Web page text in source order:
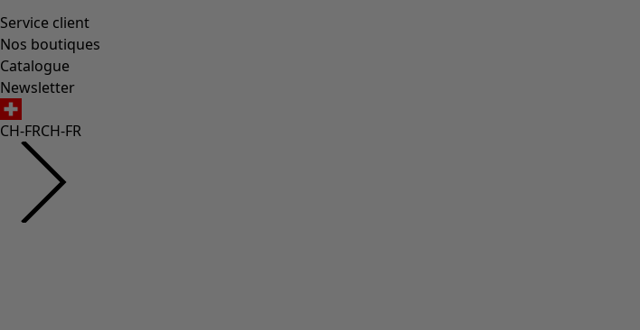
Service client
Nos boutiques
Catalogue
Newsletter
CH-FRCH-FR